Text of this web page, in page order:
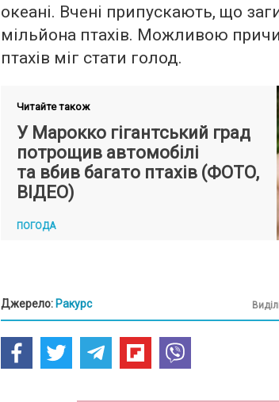
океані. Вчені припускають, що
мільйона птахів. Можливою
птахів міг стати голод.
Читайте також
У Марокко гігантський град
потрощив автомобілі
та вбив багато птахів (ФОТО,
ВІДЕО)
ПОГОДА
Джерело: Ракурс